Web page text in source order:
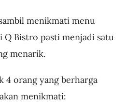
menikmati menu
Q Bistro pasti menjadi satu
menarik.
4 orang yang berharga
menikmati: